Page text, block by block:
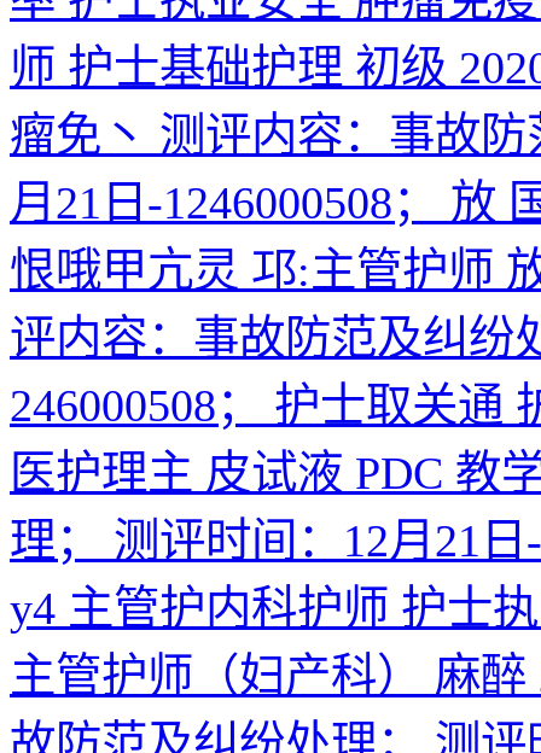
师 护士基础护理 初级
瘤免丶 测评内容：事故
月21日-1246000508； 放
恨哦甲亢灵 邛:主管护师
评内容：事故防范及纠纷
246000508； 护士取关通
医护理主 皮试液 PDC 教
理； 测评时间：12月21
y4 主管护内科护师 护士
主管护师（妇产科） 麻醉